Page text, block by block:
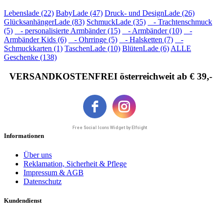
Lebenslade (22) BabyLade (47) Druck- und DesignLade (26)
GlücksanhängerLade (83) SchmuckLade (35)
- Trachtenschmuck
(5)
- personalisierte Armbänder (15) - Armbänder (10)
-
Armbänder Kids (6)
- Ohrringe (5) - Halsketten (7)
-
Schmuckkarten (1) TaschenLade (10) BlütenLade (6) ALLE
Geschenke (138)
VERSANDKOSTENFREI österreichweit ab € 39,-
Free Social Icons Widget by Elfsight
Informationen
Über uns
Reklamation, Sicherheit & Pflege
Impressum & AGB
Datenschutz
Kundendienst